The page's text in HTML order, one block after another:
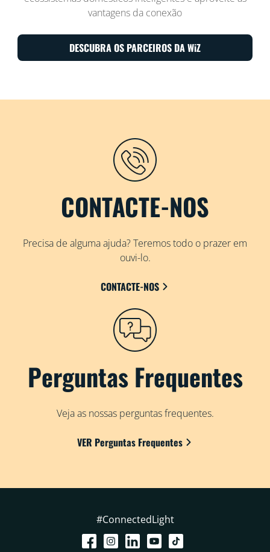
vantagens da conexão
DESCUBRA OS PARCEIROS DA WiZ
CONTACTE-NOS
Precisa de alguma ajuda? Teremos todo o prazer em
ouvi-lo.
CONTACTE-NOS
Perguntas Frequentes
Veja as nossas perguntas frequentes.
VER Perguntas Frequentes
#ConnectedLight